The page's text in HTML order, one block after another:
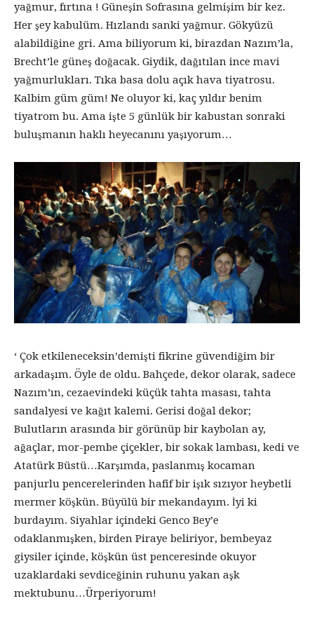
yağmur, fırtına ! Güneşin Sofrasına gelmişim bir kez.
Her şey kabulüm. Hızlandı sanki yağmur. Gökyüzü
alabildiğine gri. Ama biliyorum ki, birazdan Nazım’la,
Brecht’le güneş doğacak. Giydik, dağıtılan ince mavi
yağmurlukları. Tıka basa dolu açık hava tiyatrosu.
Kalbim güm güm! Ne oluyor ki, kaç yıldır benim
tiyatrom bu. Ama işte 5 günlük bir kabustan sonraki
buluşmanın haklı heyecanını yaşıyorum…
‘ Çok etkileneceksin’demişti fikrine güvendiğim bir
arkadaşım. Öyle de oldu. Bahçede, dekor olarak, sadece
Nazım’ın, cezaevindeki küçük tahta masası, tahta
sandalyesi ve kağıt kalemi. Gerisi doğal dekor;
Bulutların arasında bir görünüp bir kaybolan ay,
ağaçlar, mor-pembe çiçekler, bir sokak lambası, kedi ve
Atatürk Büstü…Karşımda, paslanmış kocaman
panjurlu pencerelerinden hafif bir işık sızıyor heybetli
mermer köşkün. Büyülü bir mekandayım. İyi ki
burdayım. Siyahlar içindeki Genco Bey’e
odaklanmışken, birden Piraye beliriyor, bembeyaz
giysiler içinde, köşkün üst penceresinde okuyor
uzaklardaki sevdiceğinin ruhunu yakan aşk
mektubunu…Ürperiyorum!